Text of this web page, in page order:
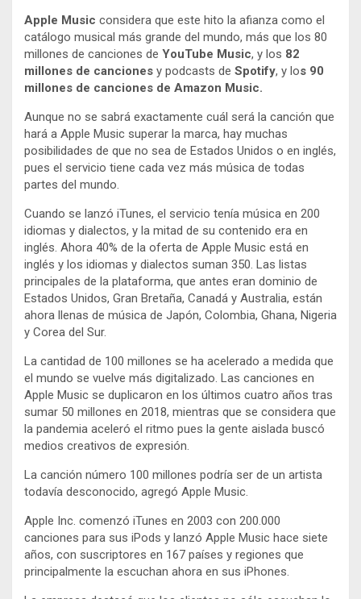
Apple Music considera que este hito la afianza como el
catálogo musical más grande del mundo, más que los 80
millones de canciones de YouTube Music, y los 82
millones de canciones y podcasts de Spotify, y los 90
millones de canciones de Amazon Music.
Aunque no se sabrá exactamente cuál será la canción que
hará a Apple Music superar la marca, hay muchas
posibilidades de que no sea de Estados Unidos o en inglés,
pues el servicio tiene cada vez más música de todas
partes del mundo.
Cuando se lanzó iTunes, el servicio tenía música en 200
idiomas y dialectos, y la mitad de su contenido era en
inglés. Ahora 40% de la oferta de Apple Music está en
inglés y los idiomas y dialectos suman 350. Las listas
principales de la plataforma, que antes eran dominio de
Estados Unidos, Gran Bretaña, Canadá y Australia, están
ahora llenas de música de Japón, Colombia, Ghana, Nigeria
y Corea del Sur.
La cantidad de 100 millones se ha acelerado a medida que
el mundo se vuelve más digitalizado. Las canciones en
Apple Music se duplicaron en los últimos cuatro años tras
sumar 50 millones en 2018, mientras que se considera que
la pandemia aceleró el ritmo pues la gente aislada buscó
medios creativos de expresión.
La canción número 100 millones podría ser de un artista
todavía desconocido, agregó Apple Music.
Apple Inc. comenzó iTunes en 2003 con 200.000
canciones para sus iPods y lanzó Apple Music hace siete
años, con suscriptores en 167 países y regiones que
principalmente la escuchan ahora en sus iPhones.